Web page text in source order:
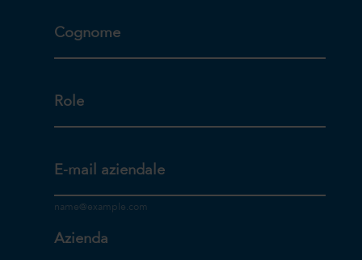
Cognome
Role
E-mail aziendale
Azienda